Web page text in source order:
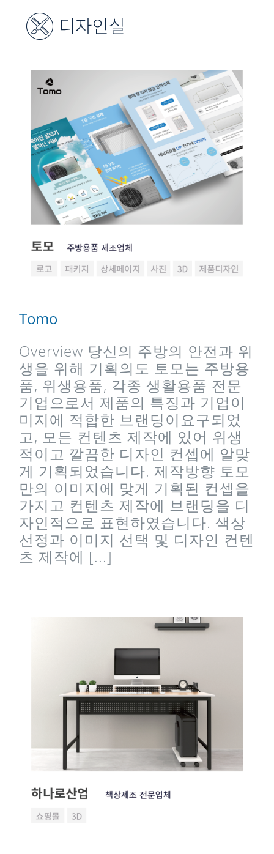
로
Tomo
Overview 당신의 주방의 안전과 위
생을 위해 기획의도 토모는 주방용
품, 위생용품, 각종 생활용품 전문
기업으로서 제품의 특징과 기업이
미지에 적합한 브랜딩이요구되었
고, 모든 컨텐츠 제작에 있어 위생
적이고 깔끔한 디자인 컨셉에 알맞
게 기획되었습니다. 제작방향 토모
만의 이미지에 맞게 기획된 컨셉을
가지고 컨텐츠 제작에 브랜딩을 디
자인적으로 표현하였습니다. 색상
선정과 이미지 선택 및 디자인 컨텐
츠 제작에 [...]